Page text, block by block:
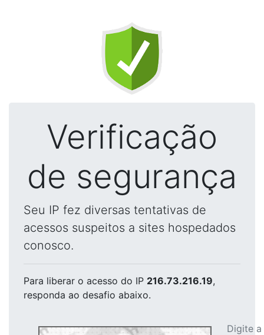
Verificação
de segurança
Seu IP fez diversas tentativas de
acessos suspeitos a sites hospedados
conosco.
Para liberar o acesso do IP 216.73.216.19,
responda ao desafio abaixo.
Digite